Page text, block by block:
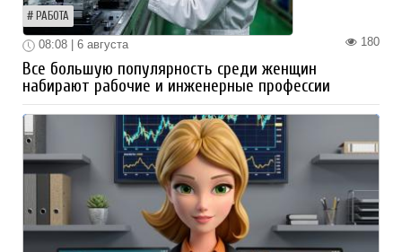
РАБОТА
180
08:08 | 6 августа
Все большую популярность среди женщин
набирают рабочие и инженерные профессии